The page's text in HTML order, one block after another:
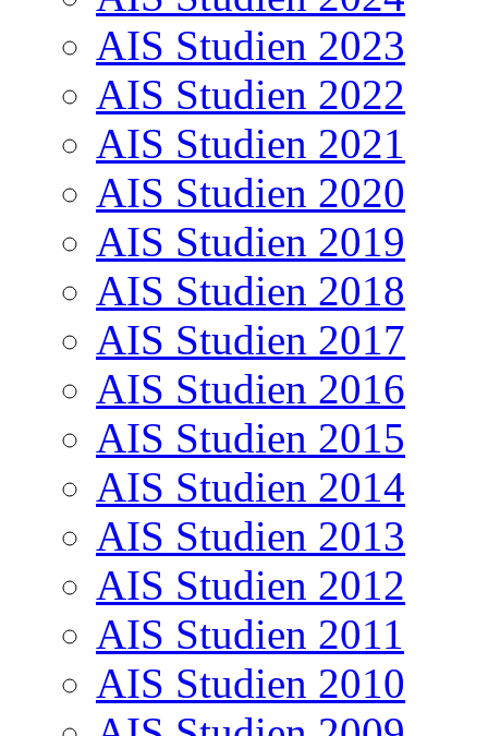
AIS Studien 2023
AIS Studien 2022
AIS Studien 2021
AIS Studien 2020
AIS Studien 2019
AIS Studien 2018
AIS Studien 2017
AIS Studien 2016
AIS Studien 2015
AIS Studien 2014
AIS Studien 2013
AIS Studien 2012
AIS Studien 2011
AIS Studien 2010